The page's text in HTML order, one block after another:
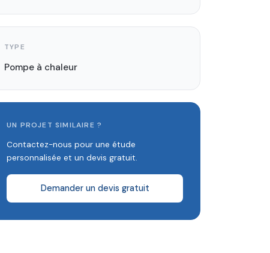
TYPE
Pompe à chaleur
UN PROJET SIMILAIRE ?
Contactez-nous pour une étude
personnalisée et un devis gratuit.
Demander un devis gratuit